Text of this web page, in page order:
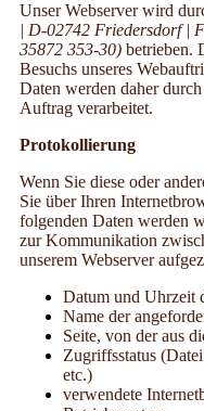
Unser Webserver wird
| D-02742 Friedersdorf |
35872 353-30) betrieben.
Besuchs unseres
Daten werden daher
Auftrag verarbeitet.
Protokollierung
Wenn Sie diese oder
Sie über Ihren
folgenden Daten werden
zur Kommunikation
unserem Webserver
Datum und Uhrzeit
Name der
Seite, von der aus
Zugriffsstatus
etc.)
verwendete